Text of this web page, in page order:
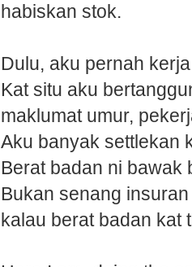
habiskan stok.
Dulu, aku pernah
Kat situ aku
maklumat umur,
Aku banyak settlekan
Berat badan ni bawak
Bukan senang
kalau berat badan kat